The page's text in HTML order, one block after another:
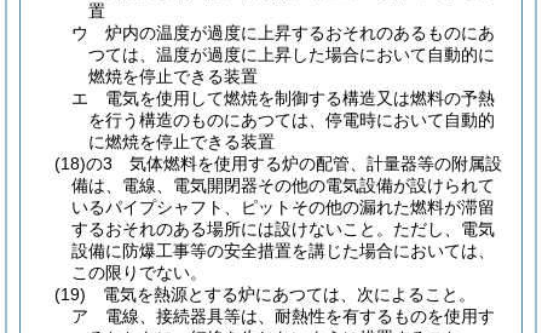
置
ウ
炉内の温度が過度に上昇するおそれのあるものにあ
つては、温度が過度に上昇した場合において自動的に
燃焼を停止できる装置
エ
電気を使用して燃焼を制御する構造又は燃料の予熱
を行う構造のものにあつては、停電時において自動的
に燃焼を停止できる装置
(18)の3
気体燃料を使用する炉の配管、計量器等の附属設
備は、電線、電気開閉器その他の電気設備が設けられて
いるパイプシャフト、ピットその他の漏れた燃料が滞留
するおそれのある場所には設けないこと。 ただし、電気
設備に防爆工事等の安全措置を講じた場合においては、
この限りでない。
(19)
電気を熱源とする炉にあつては、次によること。
ア
電線、接続器具等は、耐熱性を有するものを使用す